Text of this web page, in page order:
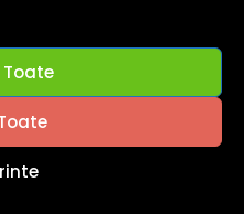
All Rights Reserved.